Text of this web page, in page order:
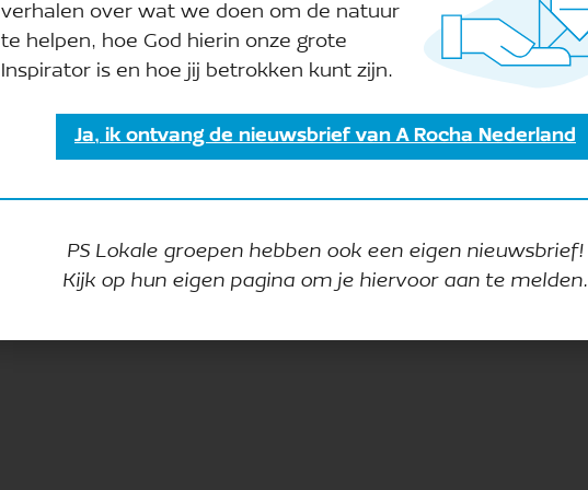
verhalen over wat we doen om de natuur
te helpen, hoe God hierin onze grote
Inspirator is en hoe jij betrokken kunt zijn.
Ja, ik ontvang de nieuwsbrief van A Rocha Nederland
PS Lokale groepen hebben ook een eigen nieuwsbrief!
Kijk op hun eigen pagina om je hiervoor aan te melden.